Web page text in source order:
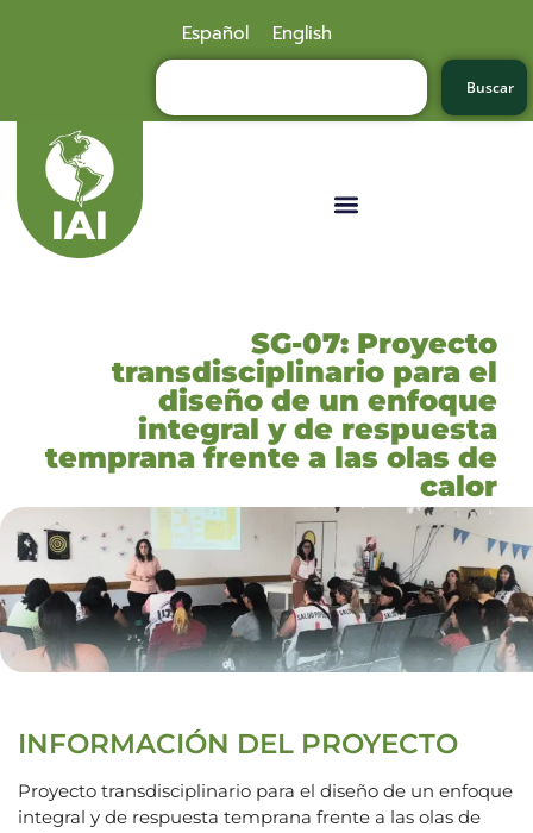
Español English
Buscar
SG-07: Proyecto
transdisciplinario para el
diseño de un enfoque
integral y de respuesta
temprana frente a las olas de
calor
INFORMACIÓN DEL PROYECTO
Proyecto transdisciplinario para el diseño de un enfoque
integral y de respuesta temprana frente a las olas de